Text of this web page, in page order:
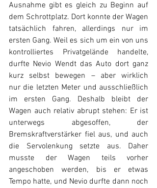
Ausnahme gibt es gleich zu Beginn auf
dem Schrottplatz. Dort konnte der Wagen
tatsächlich fahren, allerdings nur im
ersten Gang. Weil es sich um ein von uns
kontrolliertes Privatgelände handelte,
durfte Nevio Wendt das Auto dort ganz
kurz selbst bewegen – aber wirklich
nur die letzten Meter und ausschließlich
im ersten Gang. Deshalb bleibt der
Wagen auch relativ abrupt stehen: Er ist
unterwegs abgesoffen, der
Bremskraftverstärker fiel aus, und auch
die Servolenkung setzte aus. Daher
musste der Wagen teils vorher
angeschoben werden, bis er etwas
Tempo hatte, und Nevio durfte dann noch